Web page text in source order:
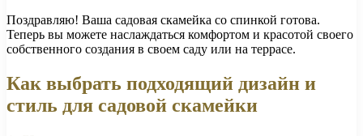
Поздравляю! Ваша садовая скамейка со спинкой готова.
Теперь вы можете наслаждаться комфортом и красотой своего
собственного создания в своем саду или на террасе.
Как выбрать подходящий дизайн и
стиль для садовой скамейки